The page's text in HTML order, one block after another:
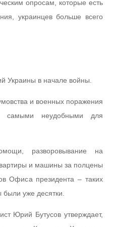
опросам, которые есть
украинцев больше всего
Украины в начале войны.
и военных поражения
самыми неудобными для
разворовывание на
и машины за полцены
Офиса президента – таких
уже десятки.
Юрий Бутусов утверждает,